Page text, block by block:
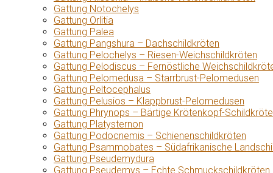
Gattung Notochelys
Gattung Orlitia
Gattung Palea
Gattung Pangshura – Dachschildkröten
Gattung Pelochelys – Riesen-Weichschildkröten
Gattung Pelodiscus – Fernöstliche
Gattung Pelomedusa – Starrbrust-Pelomedusen
Gattung Peltocephalus
Gattung Pelusios – Klappbrust-Pelomedusen
Gattung Phrynops – Bärtige Krötenkopf-
Gattung Platysternon
Gattung Podocnemis – Schienenschildkröten
Gattung Psammobates – Südafrikanische
Gattung Pseudemydura
Gattung Pseudemys – Echte Schmuckschildkröten